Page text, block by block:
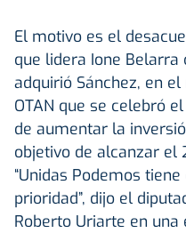
El motivo es el
que lidera Ione
adquirió Sánchez, en
OTAN que se celebró
de aumentar la
objetivo de alcanzar el
“Unidas Podemos
prioridad”, dijo el
Roberto Uriarte en